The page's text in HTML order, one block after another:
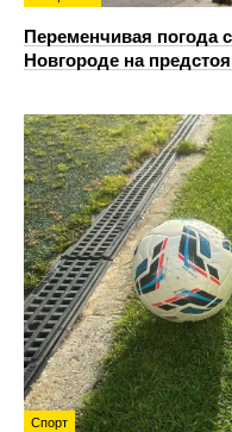
Переменчивая погода
Новгороде на
Спорт